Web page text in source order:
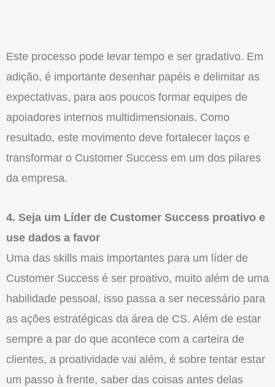
Este processo pode levar tempo e ser gradativo. Em
adição, é importante desenhar papéis e delimitar as
expectativas, para aos poucos formar equipes de
apoiadores internos multidimensionais. Como
resultado, este movimento deve fortalecer laços e
transformar o Customer Success em um dos pilares
da empresa.
4. Seja um Líder de Customer Success proativo e
use dados a favor
Uma das skills mais importantes para um líder de
Customer Success é ser proativo, muito além de uma
habilidade pessoal, isso passa a ser necessário para
as ações estratégicas da área de CS. Além de estar
sempre a par do que acontece com a carteira de
clientes, a proatividade vai além, é sobre tentar estar
um passo à frente, saber das coisas antes delas